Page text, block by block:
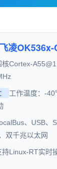
凌OK536x-
核Cortex-
工作温度：-
、USB、
双千兆以太网
持Linux-RT实时